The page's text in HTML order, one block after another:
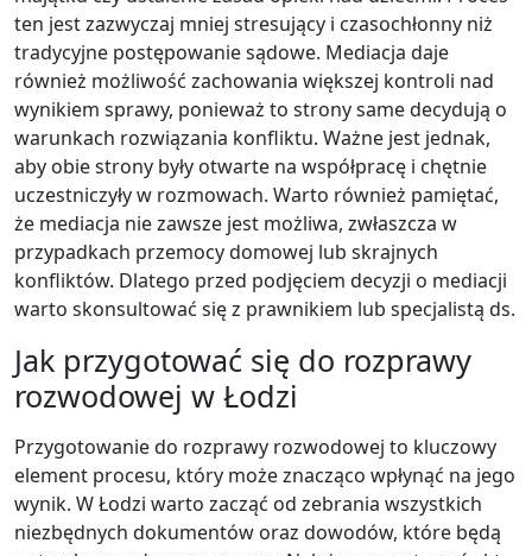
ten jest zazwyczaj mniej stresujący i czasochłonny niż
tradycyjne postępowanie sądowe. Mediacja daje
również możliwość zachowania większej kontroli nad
wynikiem sprawy, ponieważ to strony same decydują o
warunkach rozwiązania konfliktu. Ważne jest jednak,
aby obie strony były otwarte na współpracę i chętnie
uczestniczyły w rozmowach. Warto również pamiętać,
że mediacja nie zawsze jest możliwa, zwłaszcza w
przypadkach przemocy domowej lub skrajnych
konfliktów. Dlatego przed podjęciem decyzji o mediacji
warto skonsultować się z prawnikiem lub specjalistą ds.
Jak przygotować się do rozprawy
rozwodowej w Łodzi
Przygotowanie do rozprawy rozwodowej to kluczowy
element procesu, który może znacząco wpłynąć na jego
wynik. W Łodzi warto zacząć od zebrania wszystkich
niezbędnych dokumentów oraz dowodów, które będą